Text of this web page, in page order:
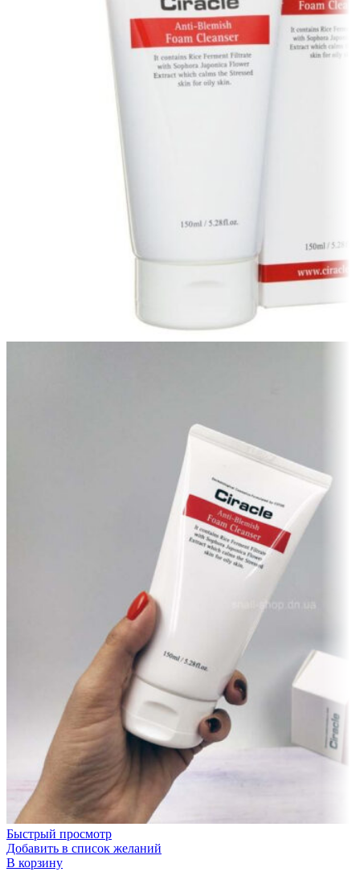
Быстрый просмотр
Добавить в список желаний
В корзину